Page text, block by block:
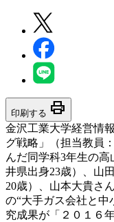
印刷する print
金沢工業大学経営情
グ戦略」（担当教員
んだ同学科3年生の
井県出身23歳）、山
20歳）、山本大貴さ
の“大手ガス会社と中
究成果が「２０１６